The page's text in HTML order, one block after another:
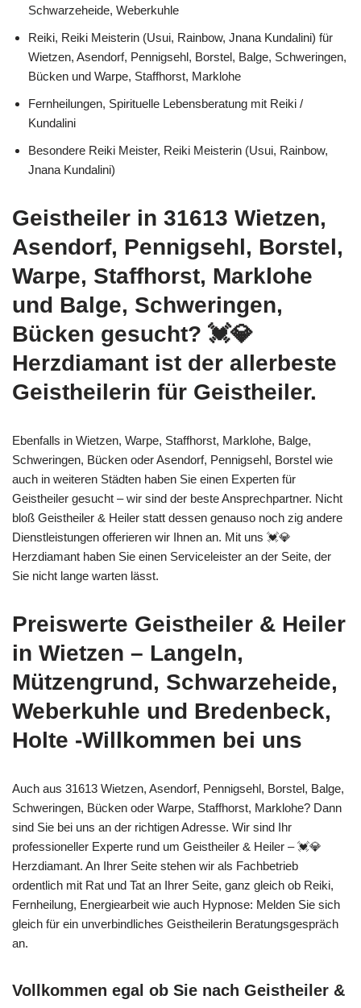
Schwarzeheide, Weberkuhle
Reiki, Reiki Meisterin (Usui, Rainbow, Jnana Kundalini) für
Wietzen, Asendorf, Pennigsehl, Borstel, Balge, Schweringen,
Bücken und Warpe, Staffhorst, Marklohe
Fernheilungen, Spirituelle Lebensberatung mit Reiki /
Kundalini
Besondere Reiki Meister, Reiki Meisterin (Usui, Rainbow,
Jnana Kundalini)
Geistheiler in 31613 Wietzen,
Asendorf, Pennigsehl, Borstel,
Warpe, Staffhorst, Marklohe
und Balge, Schweringen,
Bücken gesucht? 💓️💎
Herzdiamant ist der allerbeste
Geistheilerin für Geistheiler.
Ebenfalls in Wietzen, Warpe, Staffhorst, Marklohe, Balge,
Schweringen, Bücken oder Asendorf, Pennigsehl, Borstel wie
auch in weiteren Städten haben Sie einen Experten für
Geistheiler gesucht – wir sind der beste Ansprechpartner. Nicht
bloß Geistheiler & Heiler statt dessen genauso noch zig andere
Dienstleistungen offerieren wir Ihnen an. Mit uns 💓️💎
Herzdiamant haben Sie einen Serviceleister an der Seite, der
Sie nicht lange warten lässt.
Preiswerte Geistheiler & Heiler
in Wietzen – Langeln,
Mützengrund, Schwarzeheide,
Weberkuhle und Bredenbeck,
Holte -Willkommen bei uns
Auch aus 31613 Wietzen, Asendorf, Pennigsehl, Borstel, Balge,
Schweringen, Bücken oder Warpe, Staffhorst, Marklohe? Dann
sind Sie bei uns an der richtigen Adresse. Wir sind Ihr
professioneller Experte rund um Geistheiler & Heiler – 💓️💎
Herzdiamant. An Ihrer Seite stehen wir als Fachbetrieb
ordentlich mit Rat und Tat an Ihrer Seite, ganz gleich ob Reiki,
Fernheilung, Energiearbeit wie auch Hypnose: Melden Sie sich
gleich für ein unverbindliches Geistheilerin Beratungsgespräch
an.
Vollkommen egal ob Sie nach Geistheiler &